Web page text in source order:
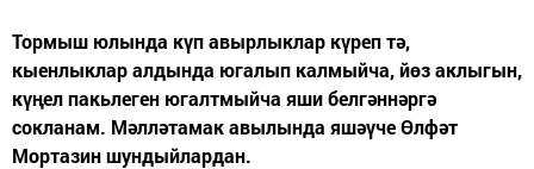
Тормыш юлында күп авырлыклар күреп тә,
кыенлыклар алдында югалып калмыйча, йөз аклыгын,
күңел пакьлеген югалтмыйча яши белгәннәргә
сокланам. Мәлләтамак авылында яшәүче Өлфәт
Мортазин шундыйлардан.